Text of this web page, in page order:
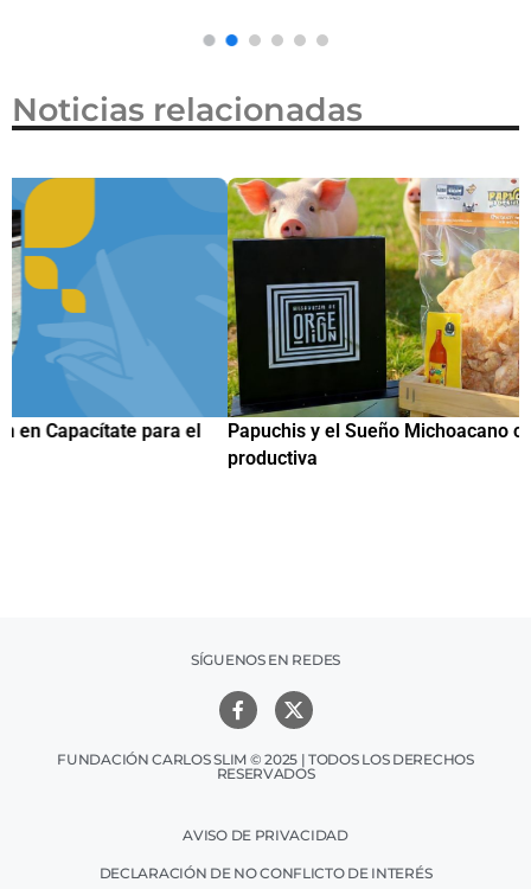
Noticias relacionadas
Papuchis y el Sueño Michoacano como alternativa
SÍGUENOS EN REDES
FUNDACIÓN CARLOS SLIM © 2025 | TODOS LOS DERECHOS
RESERVADOS
AVISO DE PRIVACIDAD
DECLARACIÓN DE NO CONFLICTO DE INTERÉS